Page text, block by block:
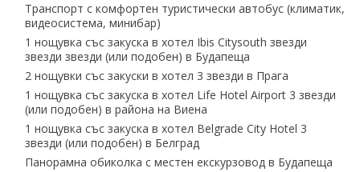
Tранспорт с комфортен туристически автобус (климатик,
видеосистема, минибар)
1 нощувка със закуска в хотел Ibis Citysouth звезди
звезди звезди (или подобен) в Будапеща
2 нощувки със закуски в хотел 3 звезди в Прага
1 нощувка със закуска в хотел Life Hotel Airport 3 звезди
(или подобен) в района на Виена
1 нощувка със закуска в хотел Belgrаde City Hotel 3
звезди (или подобен) в Белград
Панорамна обиколка с местен екскурзовод в Будапеща